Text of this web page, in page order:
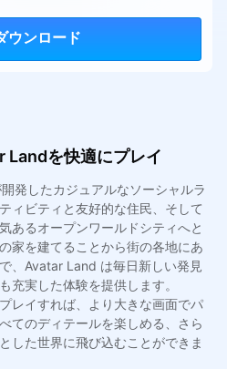
ウンロード
Landを快適にプレイ
発したカジュアルなソーシャルラ
ィビティと友好的な住民、そして
あるオープンワールドシティへと
家を建てることから街の各地にあ
、Avatar Land は毎日新しい発見
充実した体験を提供します。
レイすれば、より大きな画面でパ
てのディテールを楽しめる、さら
した世界に飛び込むことができま